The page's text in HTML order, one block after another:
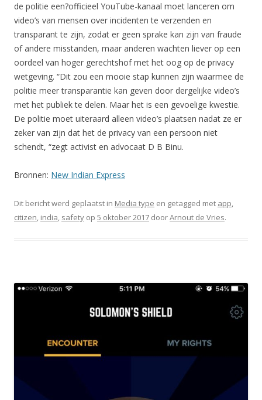
de politie een?officieel YouTube-kanaal moet lanceren om
video’s van mensen over incidenten te verzenden en
transparant te zijn, zodat er geen sprake kan zijn van fraude
of andere misstanden, maar anderen wachten liever op een
oordeel van hoger gerechtshof met het oog op de privacy
wetgeving. “Dit zou een mooie stap kunnen zijn waarmee de
politie meer transparantie kan geven door dergelijke video’s
met het publiek te delen. Maar het is een gevoelige kwestie.
De politie moet uiteraard alleen video’s plaatsen nadat ze er
zeker van zijn dat het de privacy van een persoon niet
schendt, “zegt activist en advocaat D B Binu.
Bronnen: New Indian Express
Dit bericht werd geplaatst in Media type en getagged met app,
citizen, india, safety op 5 oktober 2017 doorArnout de Vries.